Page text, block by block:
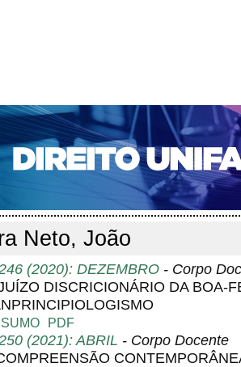
SOBRE ACESSO CADASTRO
EDIÇÕES DE Nº 1 A 100 WEBMAIL
> Perfil do autor
do autor
Neto, João
(2020): DEZEMBRO - Corpo
DISCRICIONÁRIO DA BOA-
PDF
(2021): ABRIL - Corpo Docente